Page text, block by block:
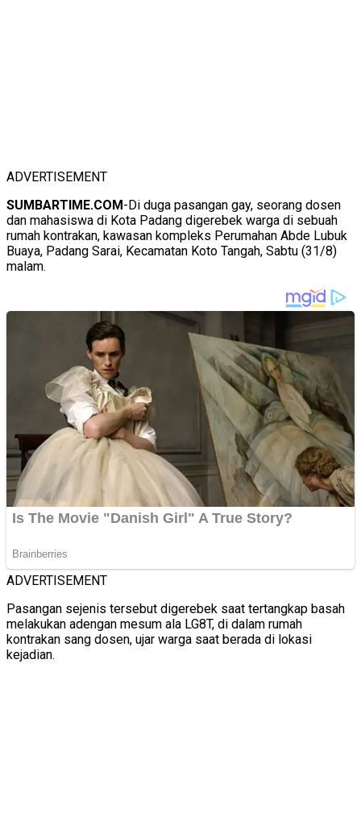
ADVERTISEMENT
SUMBARTIME.COM-Di duga pasangan gay, seorang dosen
dan mahasiswa di Kota Padang digerebek warga di sebuah
rumah kontrakan, kawasan kompleks Perumahan Abde Lubuk
Buaya, Padang Sarai, Kecamatan Koto Tangah, Sabtu (31/8)
malam.
ADVERTISEMENT
Pasangan sejenis tersebut digerebek saat tertangkap basah
melakukan adengan mesum ala LG8T, di dalam rumah
kontrakan sang dosen, ujar warga saat berada di lokasi
kejadian.